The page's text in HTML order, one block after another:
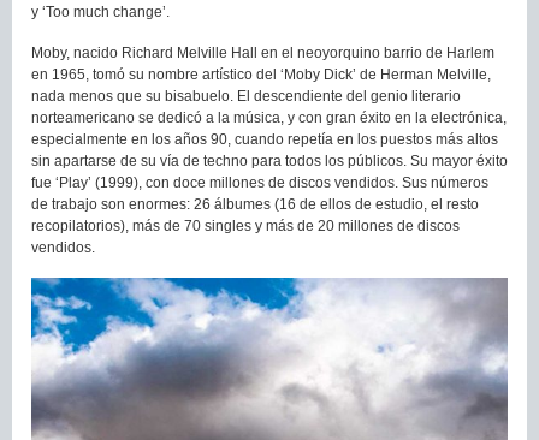
y ‘Too much change’.
Moby, nacido Richard Melville Hall en el neoyorquino barrio de Harlem
en 1965, tomó su nombre artístico del ‘Moby Dick’ de Herman Melville,
nada menos que su bisabuelo. El descendiente del genio literario
norteamericano se dedicó a la música, y con gran éxito en la electrónica,
especialmente en los años 90, cuando repetía en los puestos más altos
sin apartarse de su vía de techno para todos los públicos. Su mayor éxito
fue ‘Play’ (1999), con doce millones de discos vendidos. Sus números
de trabajo son enormes: 26 álbumes (16 de ellos de estudio, el resto
recopilatorios), más de 70 singles y más de 20 millones de discos
vendidos.